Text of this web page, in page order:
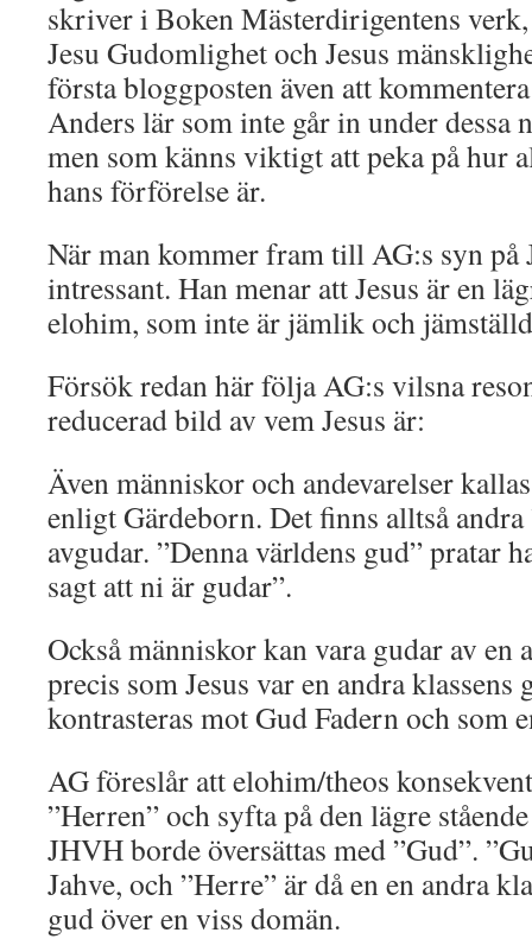
skriver i Boken Mästerdirigentens
Jesu Gudomlighet och Jesus
första bloggposten även att
Anders lär som inte går in under dessa
men som känns viktigt att peka på hur
hans förförelse är.
När man kommer fram till AG:s syn på
intressant. Han menar att Jesus är en
elohim, som inte är jämlik och
Försök redan här följa AG:s vilsna
reducerad bild av vem Jesus är:
Även människor och andevarelser
enligt Gärdeborn. Det finns alltså andra
avgudar. ”Denna världens gud” pratar
sagt att ni är gudar”.
Också människor kan vara gudar av en
precis som Jesus var en andra klassens
kontrasteras mot Gud Fadern och som
AG föreslår att elohim/theos
”Herren” och syfta på den lägre
JHVH borde översättas med ”Gud”.
Jahve, och ”Herre” är då en en andra
gud över en viss domän.